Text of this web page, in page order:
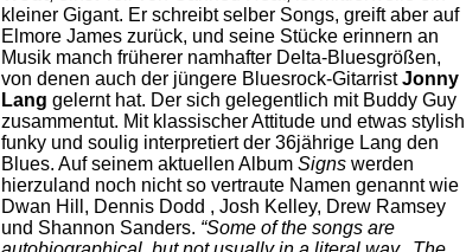
kleiner Gigant. Er schreibt selber Songs, greift aber auf
Elmore James zurück, und seine Stücke erinnern an
Musik manch früherer namhafter Delta-Bluesgrößen,
von denen auch der jüngere Bluesrock-GitarristJonny
Lang gelernt hat. Der sich gelegentlich mit Buddy Guy
zusammentut. Mit klassischer Attitude und etwas stylish
funky und soulig interpretiert der 36jährige Lang den
Blues. Auf seinem aktuellen Album Signswerden
hierzuland noch nicht so vertraute Namen genannt wie
Dwan Hill, Dennis Dodd , Josh Kelley, Drew Ramsey
und Shannon Sanders. “Some of the songs are